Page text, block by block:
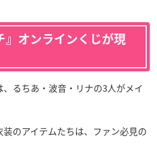
』オンラインくじが現
るちあ・波音・リナの3人がメイ
のアイテムたちは、ファン必見の